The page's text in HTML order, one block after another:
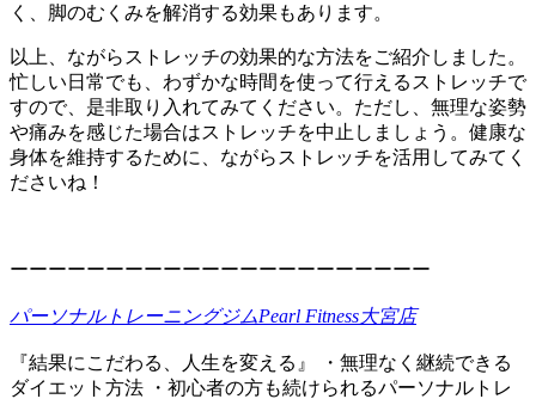
く、脚のむくみを解消する効果もあります。
以上、ながらストレッチの効果的な方法をご紹介しました。
忙しい日常でも、わずかな時間を使って行えるストレッチで
すので、是非取り入れてみてください。ただし、無理な姿勢
や痛みを感じた場合はストレッチを中止しましょう。健康な
身体を維持するために、ながらストレッチを活用してみてく
ださいね！
ーーーーーーーーーーーーーーーーーーーーーー
パーソナルトレーニングジムPearl Fitness大宮店
『結果にこだわる、人生を変える』 ・無理なく継続できる
ダイエット方法 ・初心者の方も続けられるパーソナルトレ